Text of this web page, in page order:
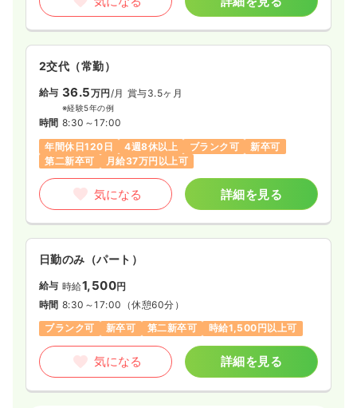
2交代（常勤）
給与 36.5万円/月 賞与3.5ヶ月
※経験5年の例
時間 8:30～17:00
年間休日120日
4週8休以上 ブランク可
新卒可
第二新卒可
月給37万円以上可
気になる 詳細を見る
日勤のみ（パート）
給与 時給1,500円
時間 8:30～17:00 （休憩60分）
ブランク可
新卒可 第二新卒可 時給1,500円以上可
気になる 詳細を見る